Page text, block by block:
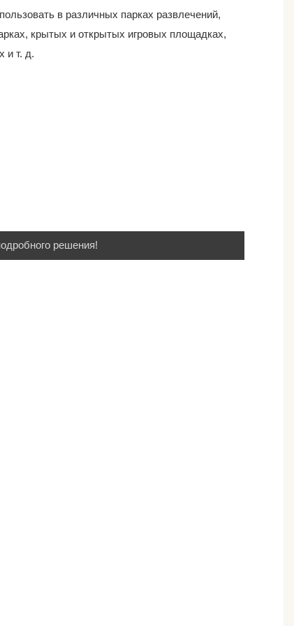
в различных парках развлечений,
крытых и открытых игровых площадках,
и т. д.
решения!